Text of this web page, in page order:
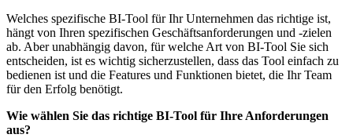
Welches spezifische BI-Tool für Ihr Unternehmen das richtige ist,
hängt von Ihren spezifischen Geschäftsanforderungen und -zielen
ab. Aber unabhängig davon, für welche Art von BI-Tool Sie sich
entscheiden, ist es wichtig sicherzustellen, dass das Tool einfach zu
bedienen ist und die Features und Funktionen bietet, die Ihr Team
für den Erfolg benötigt.
Wie wählen Sie das richtige BI-Tool für Ihre Anforderungen
aus?